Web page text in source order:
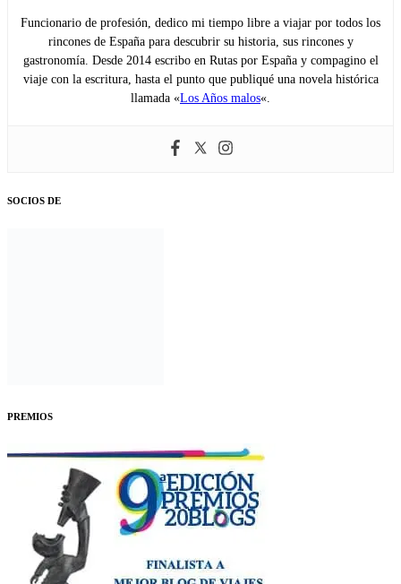
Funcionario de profesión, dedico mi tiempo libre a viajar por todos los
rincones de España para descubrir su historia, sus rincones y
gastronomía. Desde 2014 escribo en Rutas por España y compagino el
viaje con la escritura, hasta el punto que publiqué una novela histórica
llamada «Los Años malos«.
SOCIOS DE
PREMIOS